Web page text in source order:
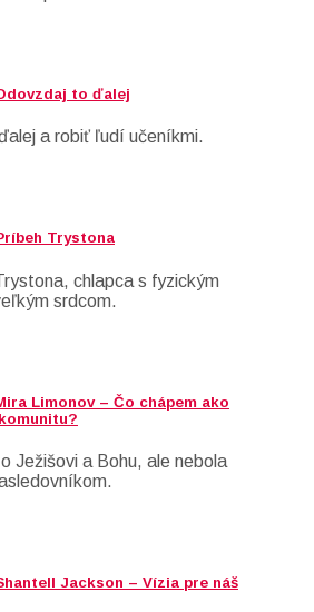
to ďalej
a robiť ľudí učeníkmi.
Trystona
chlapca s fyzickým
srdcom.
Limonov – Čo chápem ako
Ježišovi a Bohu, ale nebola
Jackson – Vízia pre náš